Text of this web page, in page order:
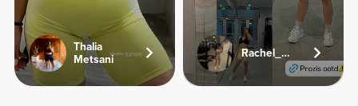
Thalia
Metsani
Rachel_sj92